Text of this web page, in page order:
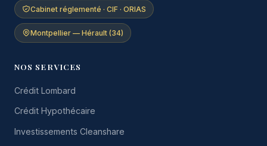
Cabinet réglementé · CIF · ORIAS
Montpellier — Hérault (34)
NOS SERVICES
Crédit Lombard
Crédit Hypothécaire
Investissements Cleanshare